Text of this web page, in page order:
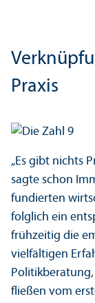
Praxis
„Es gibt nichts
sagte schon
fundierten
folglich ein
frühzeitig die
vielfältigen
fließen vom